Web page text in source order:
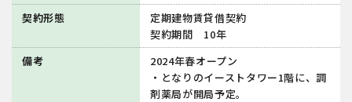
契約形態
定期建物賃貸借契約
契約期間 10年
備考
2024年春オープン
・となりのイーストタワー1階に、調
剤薬局が開局予定。